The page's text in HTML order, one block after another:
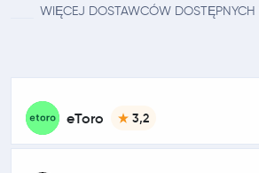
WIĘCEJ DOSTAWCÓW
eToro 3,2